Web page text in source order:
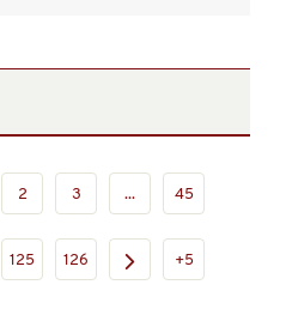
2 3 ... 45
125 126 +5